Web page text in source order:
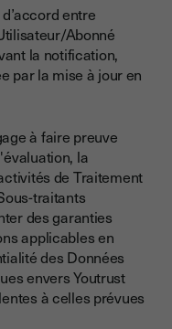
entre
Abonné
la notification,
par la mise à jour en
à faire preuve
la
de Traitement
traitants
des garanties
applicables en
des Données
envers Youtrust
à celles prévues